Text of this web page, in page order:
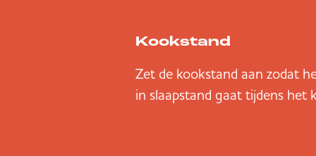
Kookstand
Zet de kookstand aan zodat
in slaapstand gaat tijdens het